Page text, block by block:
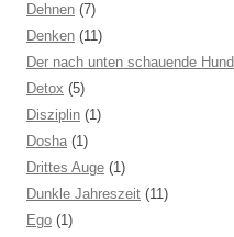
Dehnen (7)
Denken (11)
Der nach unten schauende Hund
Detox (5)
Disziplin (1)
Dosha (1)
Drittes Auge (1)
Dunkle Jahreszeit (11)
Ego (1)